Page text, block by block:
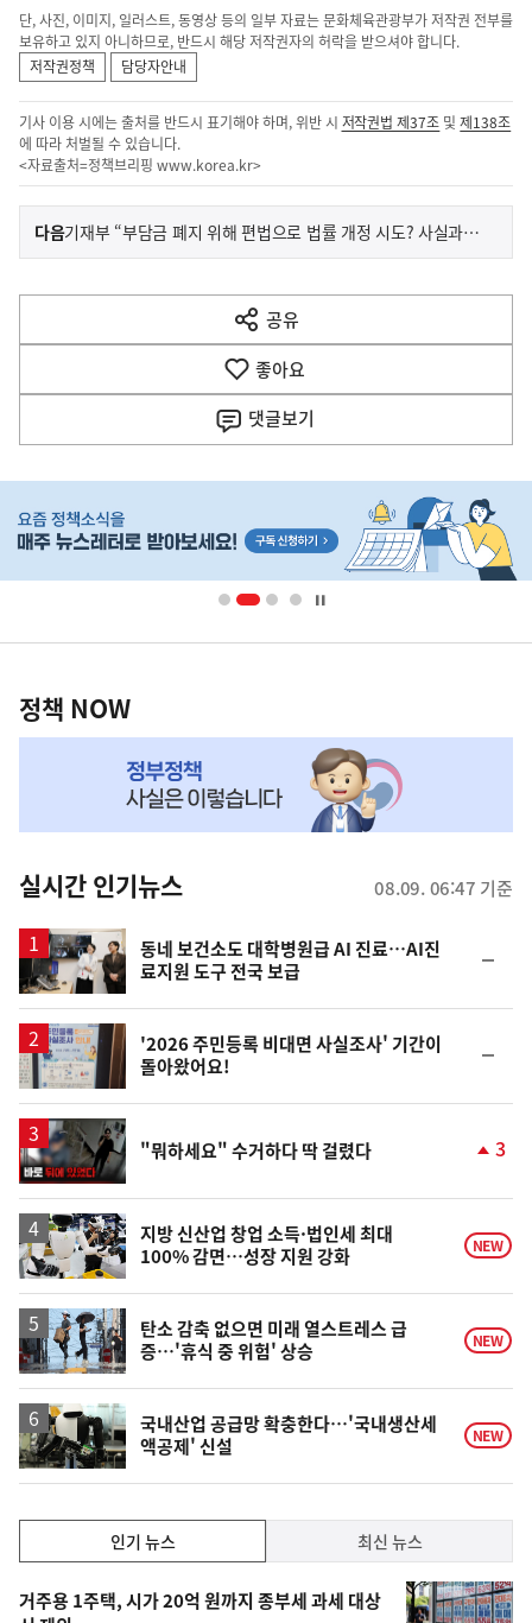
단, 사진, 이미지, 일러스트, 동영상 등의 일부 자료는 문화체육관광부가 저작권 전부를
보유하고 있지 아니하므로, 반드시 해당 저작권자의 허락을 받으셔야 합니다.
저작권정책
담당자안내
기사 이용 시에는 출처를 반드시 표기해야 하며, 위반 시 저작권법 제37조 및제138조
에 따라 처벌될 수 있습니다.
<자료출처=정책브리핑 www.korea.kr>
이
전
다
음
다음기
사
기재부 “부담금 폐지 위해 편법으로 법률 개정 시도? 사실과 달라”
공유
열
기
좋아요
댓글보기
단
영
책
NOW,
뉴
스
정책 NOW
실시간 인기뉴스 08.09. 06:47 기준
동네 보건소도 대학병원급 AI 진료…AI진
료지원 도구 전국 보급
일
'2026 주민등록 비대면 사실조사' 기간이
돌아왔어요!
일
영
상
"뭐하세요" 수거하다 딱 걸렸다
상
승
3
지방 신산업 창업 소득·법인세 최대
100% 감면…성장 지원 강화
NEW
탄소 감축 없으면 미래 열스트레스 급
증…'휴식 중 위험' 상승
NEW
국내산업 공급망 확충한다…'국내생산세
액공제' 신설
NEW
기,
최
인기 뉴스 최신 뉴스
기
거주용 1주택, 시가 20억 원까지 종부세 과세 대상